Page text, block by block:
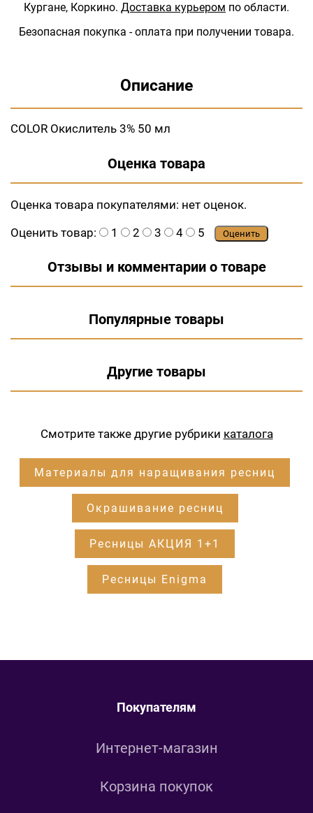
Кургане, Коркино. Доставка курьером по области.
Безопасная покупка - оплата при получении товара.
Описание
COLOR Окислитель 3% 50 мл
Оценка товара
Оценка товара покупателями: нет оценок.
Оценить товар:
1 2 3 4 5 Оценить
Отзывы и комментарии о товаре
Популярные товары
Другие товары
Смотрите также другие рубрики каталога
Материалы для наращивания ресниц
Окрашивание ресниц
Ресницы АКЦИЯ 1+1
Ресницы Enigma
Покупателям
Интернет-магазин
Корзина покупок